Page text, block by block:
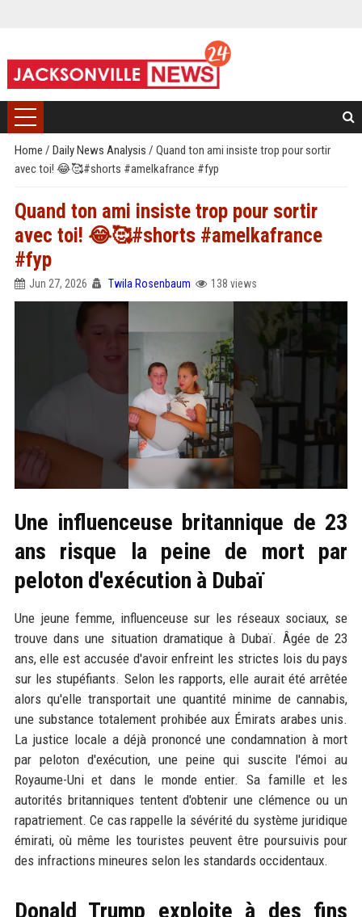
Home / Daily News Analysis / Quand ton ami insiste trop pour sortir
avec toi! 😂🥰#shorts #amelkafrance #fyp
Quand ton ami insiste trop pour sortir
avec toi! 😂🥰#shorts #amelkafrance
#fyp
Jun 27, 2026 Twila Rosenbaum 138 views
Une influenceuse britannique de 23
ans risque la peine de mort par
peloton d'exécution à Dubaï
Une jeune femme, influenceuse sur les réseaux sociaux, se
trouve dans une situation dramatique à Dubaï. Âgée de 23
ans, elle est accusée d'avoir enfreint les strictes lois du pays
sur les stupéfiants. Selon les rapports, elle aurait été arrêtée
alors qu'elle transportait une quantité minime de cannabis,
une substance totalement prohibée aux Émirats arabes unis.
La justice locale a déjà prononcé une condamnation à mort
par peloton d'exécution, une peine qui suscite l'émoi au
Royaume-Uni et dans le monde entier. Sa famille et les
autorités britanniques tentent d'obtenir une clémence ou un
rapatriement. Ce cas rappelle la sévérité du système juridique
émirati, où même les touristes peuvent être poursuivis pour
des infractions mineures selon les standards occidentaux.
Donald Trump exploite à des fins